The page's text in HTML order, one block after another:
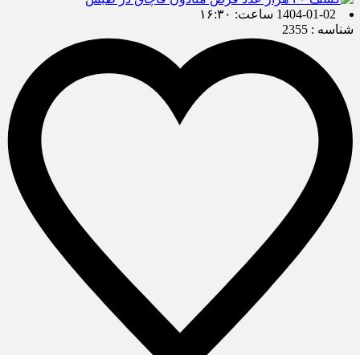
1404-01-02 ساعت: ۱۶:۳۰
شناسه : 2355